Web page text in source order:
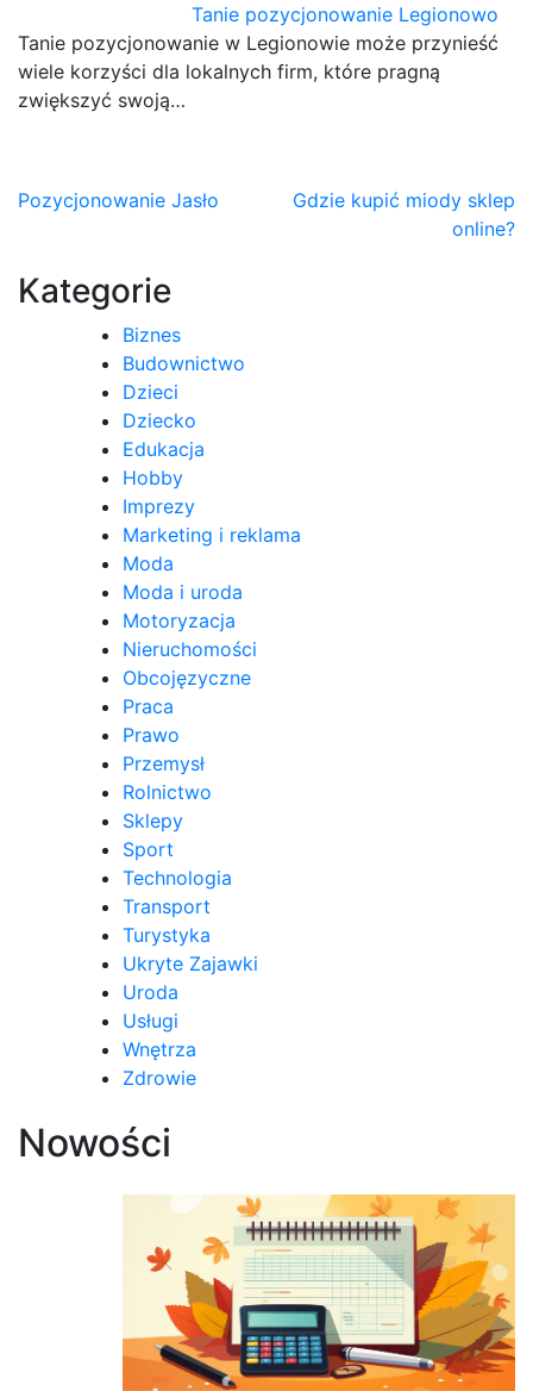
Tanie pozycjonowanie Legionowo
Tanie pozycjonowanie w Legionowie może przynieść
wiele korzyści dla lokalnych firm, które pragną
zwiększyć swoją…
Nawigacja
Pozycjonowanie Jasło
Gdzie kupić miody sklep
online?
Kategorie
Biznes
Budownictwo
Dzieci
Dziecko
Edukacja
Hobby
Imprezy
Marketing i reklama
Moda
Moda i uroda
Motoryzacja
Nieruchomości
Obcojęzyczne
Praca
Prawo
Przemysł
Rolnictwo
Sklepy
Sport
Technologia
Transport
Turystyka
Ukryte Zajawki
Uroda
Usługi
Wnętrza
Zdrowie
Nowości